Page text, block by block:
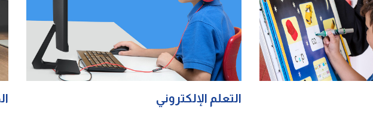
الدمج التربوي في مدرستنا